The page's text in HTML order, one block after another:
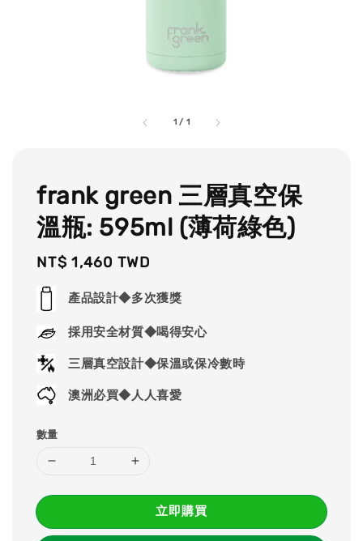
1 / 1
frank green 三層真空保
溫瓶: 595ml (薄荷綠色)
Regular
price
NT$ 1,460 TWD
產品設計◆多次獲獎
採用安全材質◆喝得安心
三層真空設計◆保溫或保冷數時
澳洲必買◆人人喜愛
數量
立即購買